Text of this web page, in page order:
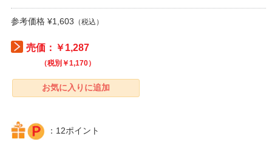
参考価格 ¥1,603 （税込）
売価：￥1,287
（税別￥1,170）
：12ポイント